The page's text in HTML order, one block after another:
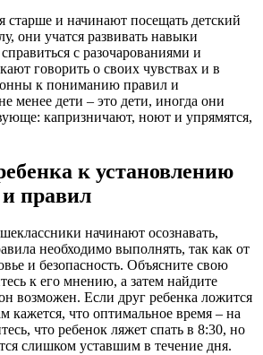
старше и начинают посещать детский
они учатся развивать навыки
с разочарованиями и
говорить о своих чувствах и в
к пониманию правил и
менее дети – это дети, иногда они
капризничают, ноют и упрямятся,
к установлению
правил
начинают осознавать,
необходимо выполнять, так как от
и безопасность. Объясните свою
к его мнению, а затем найдите
возможен. Если друг ребенка ложится
кажется, что оптимальное время – на
что ребенок ляжет спать в 8:30, но
слишком уставшим в течение дня.